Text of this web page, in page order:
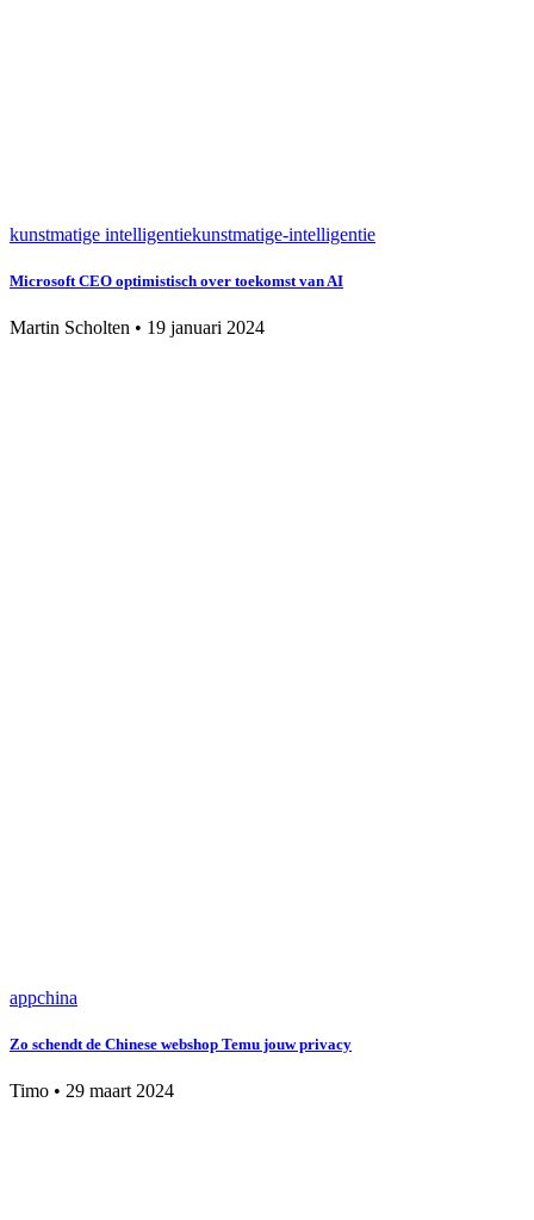
kunstmatige intelligentiekunstmatige-intelligentie
Microsoft CEO optimistisch over toekomst van AI
Martin Scholten • 19 januari 2024
appchina
Zo schendt de Chinese webshop Temu jouw privacy
Timo • 29 maart 2024